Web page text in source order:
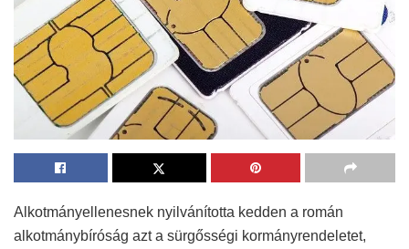
Alkotmányellenesnek nyilvánította kedden a román
alkotmánybíróság azt a sürgősségi kormányrendeletet,